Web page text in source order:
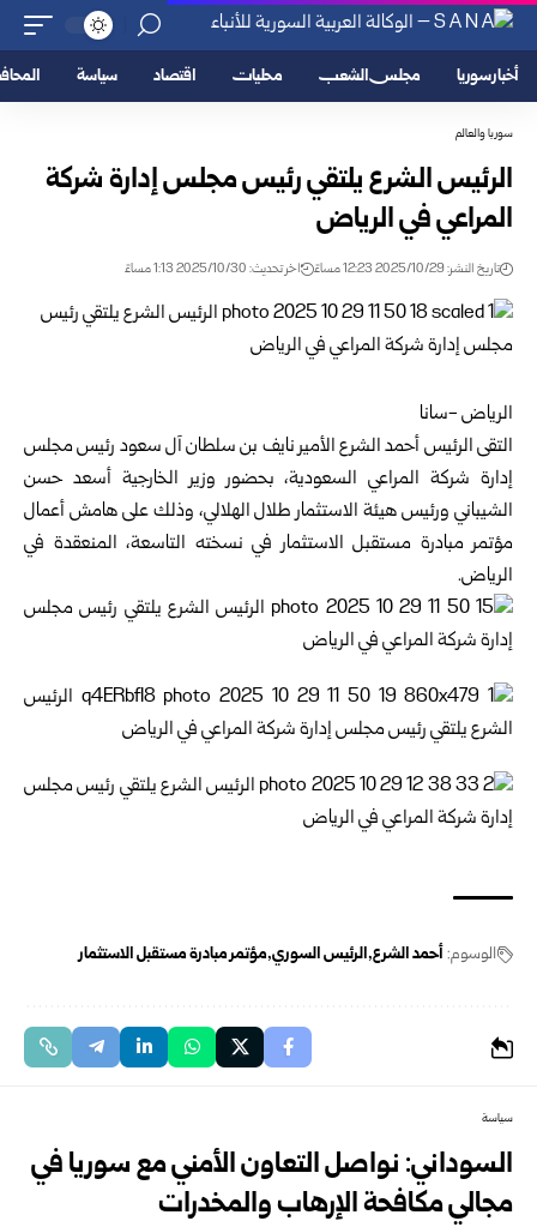
أخبار سوريا مجلس الشعب محليات اقتصاد سياسة
سوريا والعالم
الرئيس الشرع يلتقي رئيس مجلس إدارة شركة
المراعي في الرياض
تاريخ النشر: 2025/10/29 12:23 مساءً اخر تحديث: 2025/10/30 1:13 مساءً
الرياض -سانا
التقىالرئيس أحمد الشرعالأمير نايف بن سلطان آل سعود رئيس مجلس
إدارة شركة المراعي السعودية، بحضور وزير الخارجية أسعد حسن
الشيباني ورئيس هيئة الاستثمار طلال الهلالي، وذلك على هامش أعمال
مؤتمر مبادرة مستقبل الاستثمار في نسخته التاسعة، المنعقدة في
الرياض.
الوسوم: أحمد الشرع الرئيس السوري مؤتمر مبادرة مستقبل الاستثمار
سياسة
السوداني: نواصل التعاون الأمني مع سوريا في
مجالي مكافحة الإرهاب والمخدرات